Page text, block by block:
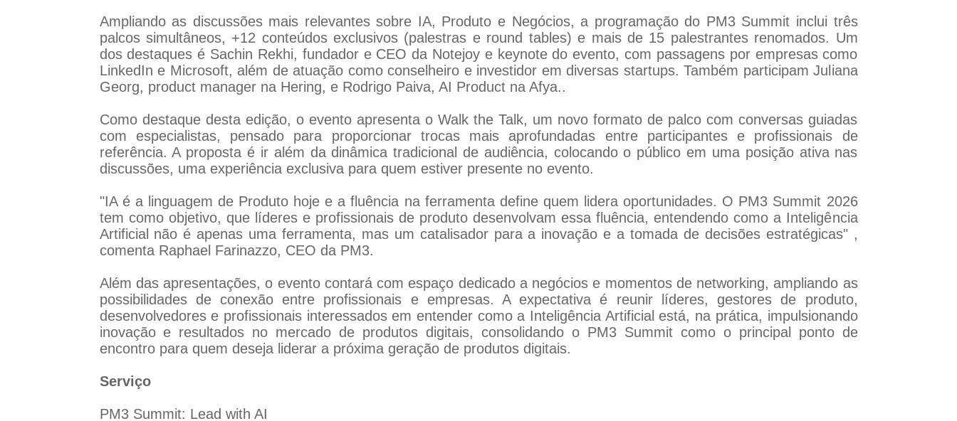
Ampliando as discussões mais relevantes sobre IA, Produto e Negócios, a programação do PM3 Summit inclui três
palcos simultâneos, +12 conteúdos exclusivos (palestras e round tables) e mais de 15 palestrantes renomados. Um
dos destaques é Sachin Rekhi, fundador e CEO da Notejoy e keynote do evento, com passagens por empresas como
LinkedIn e Microsoft, além de atuação como conselheiro e investidor em diversas startups. Também participam Juliana
Georg, product manager na Hering, e Rodrigo Paiva, AI Product na Afya..
Como destaque desta edição, o evento apresenta o Walk the Talk, um novo formato de palco com conversas guiadas
com especialistas, pensado para proporcionar trocas mais aprofundadas entre participantes e profissionais de
referência. A proposta é ir além da dinâmica tradicional de audiência, colocando o público em uma posição ativa nas
discussões, uma experiência exclusiva para quem estiver presente no evento.
"IA é a linguagem de Produto hoje e a fluência na ferramenta define quem lidera oportunidades. O PM3 Summit 2026
tem como objetivo, que líderes e profissionais de produto desenvolvam essa fluência, entendendo como a Inteligência
Artificial não é apenas uma ferramenta, mas um catalisador para a inovação e a tomada de decisões estratégicas" ,
comenta Raphael Farinazzo, CEO da PM3.
Além das apresentações, o evento contará com espaço dedicado a negócios e momentos de networking, ampliando as
possibilidades de conexão entre profissionais e empresas. A expectativa é reunir líderes, gestores de produto,
desenvolvedores e profissionais interessados em entender como a Inteligência Artificial está, na prática, impulsionando
inovação e resultados no mercado de produtos digitais, consolidando o PM3 Summit como o principal ponto de
encontro para quem deseja liderar a próxima geração de produtos digitais.
Serviço
PM3 Summit: Lead with AI